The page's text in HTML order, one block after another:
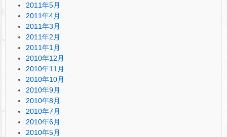
2011年5月
2011年4月
2011年3月
2011年2月
2011年1月
2010年12月
2010年11月
2010年10月
2010年9月
2010年8月
2010年7月
2010年6月
2010年5月